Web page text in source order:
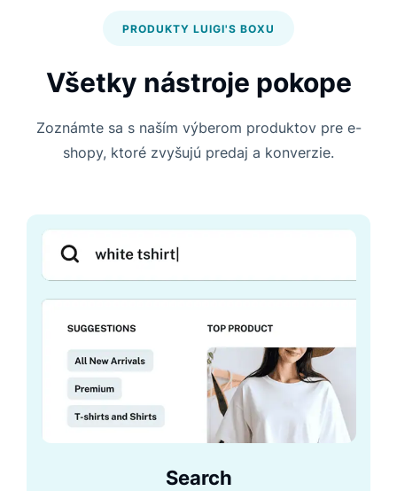
PRODUKTY LUIGI'S BOXU
Všetky nástroje pokope
Zoznámte sa s naším výberom produktov pre e-
shopy, ktoré zvyšujú predaj a konverzie.
Search